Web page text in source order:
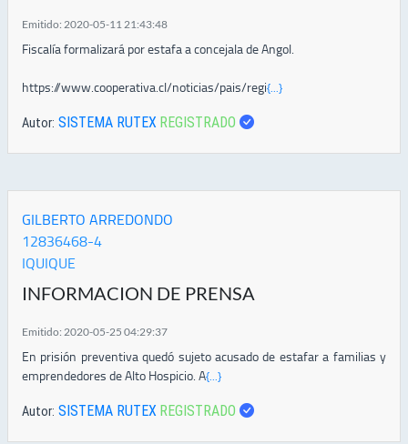
Emitido: 2020-05-11 21:43:48
Fiscalía formalizará por estafa a concejala de Angol.
https://www.cooperativa.cl/noticias/pais/regi{...}
Autor: SISTEMA RUTEX REGISTRADO
GILBERTO ARREDONDO
12836468-4
IQUIQUE
INFORMACION DE PRENSA
Emitido: 2020-05-25 04:29:37
En prisión preventiva quedó sujeto acusado de estafar a familias y
emprendedores de Alto Hospicio. A{...}
Autor: SISTEMA RUTEX REGISTRADO